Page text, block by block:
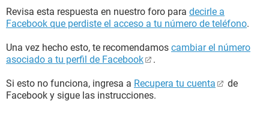
Revisa esta respuesta en nuestro foro para decirle a
Facebook que perdiste el acceso a tu número de teléfono.
Una vez hecho esto, te recomendamos cambiar el número
asociado a tu perfil de Facebook
.
Si esto no funciona, ingresa a Recupera tu cuenta
de
Facebook y sigue las instrucciones.